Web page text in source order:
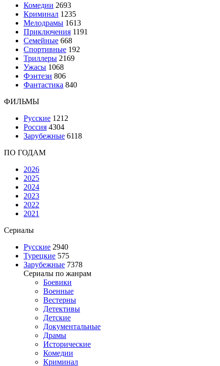
Комедии 2693
Криминал 1235
Мелодрамы 1613
Приключения 1191
Семейные 668
Спортивные 192
Триллеры 2169
Ужасы 1068
Фэнтези 806
Фантастика 840
ФИЛЬМЫ
Русские 1212
Россия 4304
Зарубежные 6118
ПО ГОДАМ
2026
2025
2024
2023
2022
2021
Сериалы
Русские 2940
Турецкие 575
Зарубежные 7378
Сериалы по жанрам
Боевики
Военные
Вестерны
Детективы
Детские
Документальные
Драмы
Исторические
Комедии
Криминал